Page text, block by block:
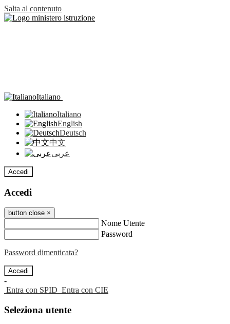
Salta al contenuto
Italiano
Italiano
English
Deutsch
中文
عربى
Accedi
Accedi
button close ×
Nome Utente
Password
Password dimenticata?
-
Entra con SPID Entra con CIE
Seleziona utente